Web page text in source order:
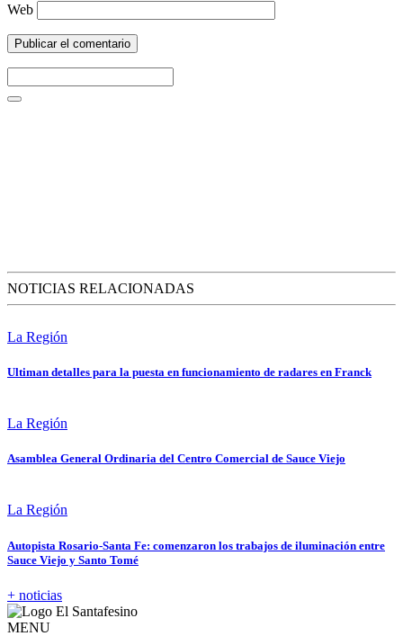
Web
NOTICIAS RELACIONADAS
La Región
Ultiman detalles para la puesta en funcionamiento de radares en Franck
La Región
Asamblea General Ordinaria del Centro Comercial de Sauce Viejo
La Región
Autopista Rosario-Santa Fe: comenzaron los trabajos de iluminación entre
Sauce Viejo y Santo Tomé
+ noticias
MENU